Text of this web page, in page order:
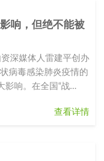
响，但绝不能被
深媒体人雷建平创办
病毒感染肺炎疫情的
影响。在全国“战
查看详情